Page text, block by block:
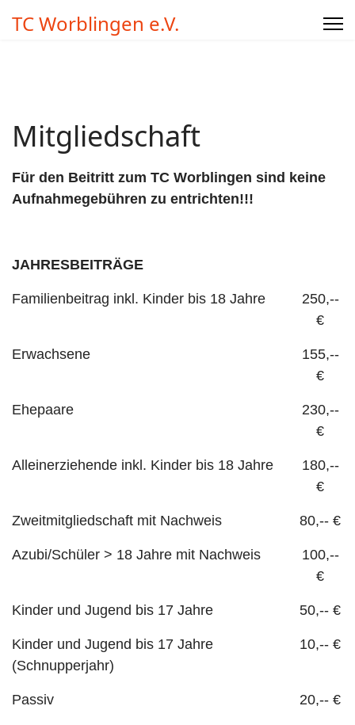
TC Worblingen e.V.
Mitgliedschaft
Für den Beitritt zum TC Worblingen sind keine
Aufnahmegebühren zu entrichten!!!
JAHRESBEITRÄGE
Familienbeitrag inkl. Kinder bis 18 Jahre
250,--
€
Erwachsene
155,--
€
Ehepaare
230,--
€
Alleinerziehende inkl. Kinder bis 18 Jahre
180,--
€
Zweitmitgliedschaft mit Nachweis 80,-- €
Azubi/Schüler > 18 Jahre mit Nachweis
100,--
€
Kinder und Jugend bis 17 Jahre 50,-- €
Kinder und Jugend bis 17 Jahre
(Schnupperjahr)
10,-- €
Passiv 20,-- €